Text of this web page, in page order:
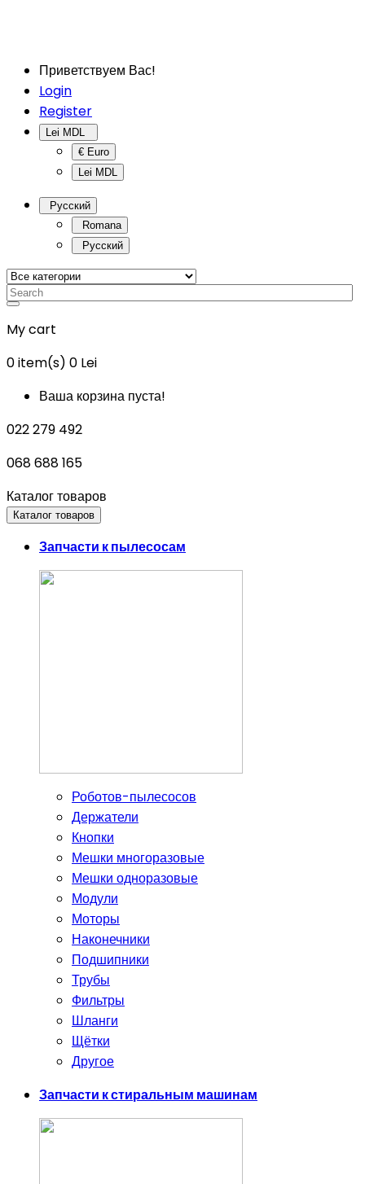
Приветствуем Вас!
Login
Register
€ Euro
Lei MDL
Русский
Romana
Русский
My cart
0item(s) 0 Lei
Ваша корзина пуста!
022 279 492
068 688 165
Каталог товаров
Каталог товаров
Запчасти к пылесосам
Роботов-пылесосов
Держатели
Кнопки
Мешки многоразовые
Мешки одноразовые
Модули
Моторы
Наконечники
Подшипники
Трубы
Фильтры
Шланги
Щётки
Другое
Запчасти к стиральным машинам